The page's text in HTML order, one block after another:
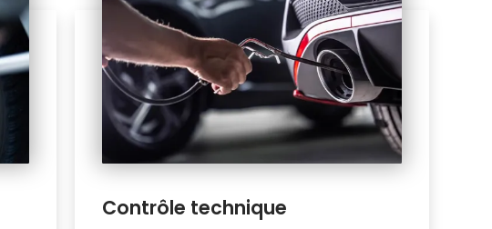
Contrôle technique